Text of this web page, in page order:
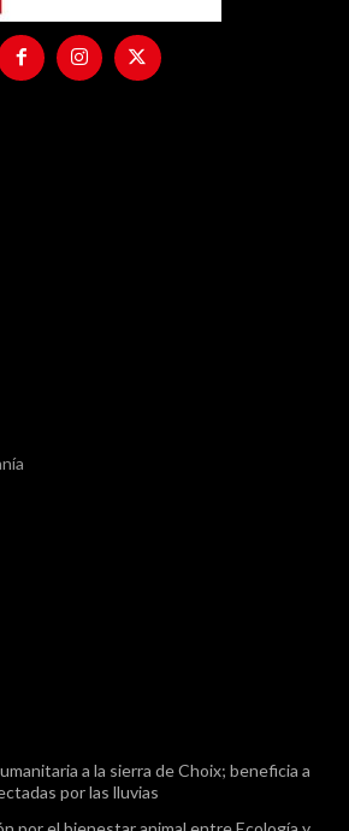
a la sierra de Choix; beneficia a
por las lluvias